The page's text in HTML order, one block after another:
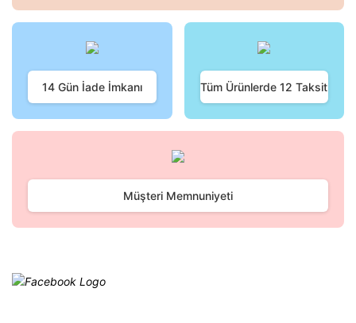
Bu ürüne benzer farklı alternatifler olmalı.
Gönder
14 Gün İade İmkanı Tüm Ürünlerde 12 Taksit
Müşteri Memnuniyeti